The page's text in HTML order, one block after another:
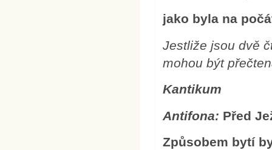
jako byla na
Jestliže jsou dvě
mohou být
Kantikum
Antifona: Před
Způsobem bytí